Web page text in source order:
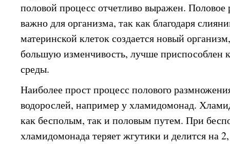
половой процесс отчетливо выражен.
важно для организма, так как благодаря
материнской клеток создается новый
большую изменчивость, лучше
среды.
Наиболее прост процесс полового
водорослей, например у хламидомонад.
как бесполым, так и половым путем. При
хламидомонада теряет жгутики и делится на